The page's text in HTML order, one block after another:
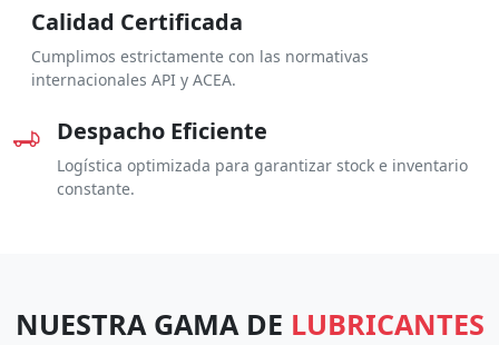
Calidad Certificada
Cumplimos estrictamente con las normativas
internacionales API y ACEA.
Despacho Eficiente
Logística optimizada para garantizar stock e inventario
constante.
NUESTRA GAMA DE LUBRICANTES